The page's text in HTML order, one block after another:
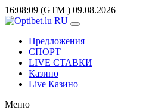
16:08:09 (GTM ) 09.08.2026
Предложения
СПОРТ
LIVE СТАВКИ
Казино
Live Казино
Меню